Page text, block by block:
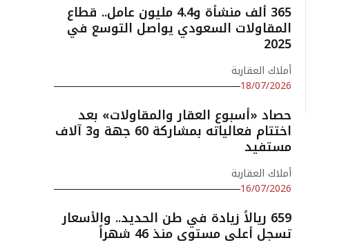
365 ألف منشأة و4.4 مليون عامل.. قطاع
المقاولات السعودي يواصل التوسع في
2025
أملاك العقارية
18/07/2026
حصاد «أسبوع العقار والمقاولات» بعد
اختتام فعالياته بمشاركة 60 جهة و3 آلاف
مستفيد
أملاك العقارية
16/07/2026
659 ريالاً زيادة في طن الحديد.. والأسعار
تسجل أعلى مستوى منذ 46 شهراً